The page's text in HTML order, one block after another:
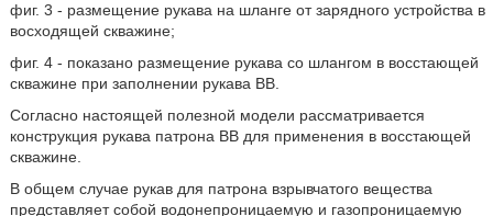
фиг. 3 - размещение рукава на шланге от зарядного устройства в
восходящей скважине;
фиг. 4 - показано размещение рукава со шлангом в восстающей
скважине при заполнении рукава ВВ.
Согласно настоящей полезной модели рассматривается
конструкция рукава патрона ВВ для применения в восстающей
скважине.
В общем случае рукав для патрона взрывчатого вещества
представляет собой водонепроницаемую и газопроницаемую